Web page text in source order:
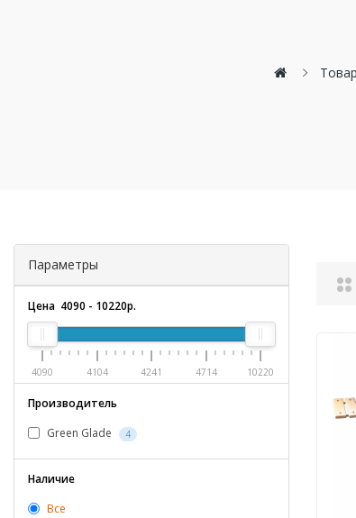
Параметры
Цена 4090 - 10220р.
4090 4104 4241 4714 10220
Производитель
Green Glade
4
Наличие
Все